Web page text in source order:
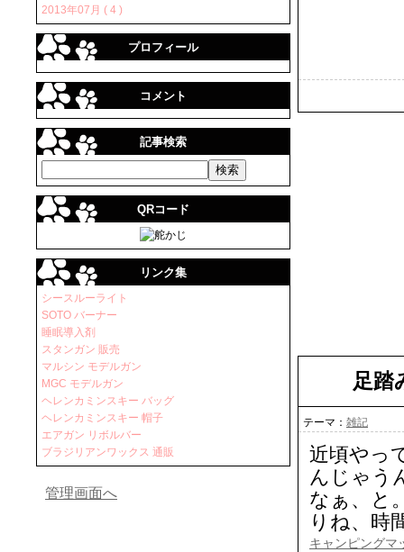
足踏
テーマ： 雑記
近頃やっ
んじゃう
なぁ、と
りね、時
キャンピングマ
2013年07月 ( 4 )
プロフィール
コメント
記事検索
QRコード
リンク集
シースルーライト
SOTO バーナー
睡眠導入剤
スタンガン 販売
マルシン モデルガン
MGC モデルガン
ヘレンカミンスキー バッグ
ヘレンカミンスキー 帽子
エアガン リボルバー
ブラジリアンワックス 通販
管理画面へ